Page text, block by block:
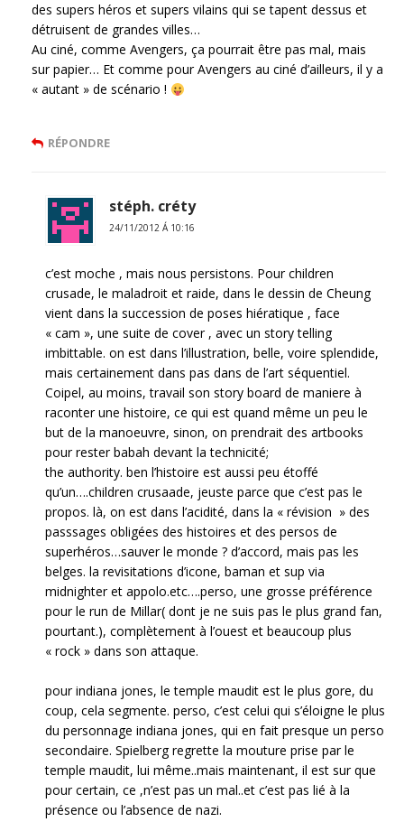
des supers héros et supers vilains qui se tapent dessus et
détruisent de grandes villes…
Au ciné, comme Avengers, ça pourrait être pas mal, mais
sur papier… Et comme pour Avengers au ciné d’ailleurs, il y a
« autant » de scénario !
RÉPONDRE
stéph. créty
24/11/2012 Á 10:16
c’est moche , mais nous persistons. Pour children
crusade, le maladroit et raide, dans le dessin de Cheung
vient dans la succession de poses hiératique , face
« cam », une suite de cover , avec un story telling
imbittable. on est dans l’illustration, belle, voire splendide,
mais certainement dans pas dans de l’art séquentiel.
Coipel, au moins, travail son story board de maniere à
raconter une histoire, ce qui est quand même un peu le
but de la manoeuvre, sinon, on prendrait des artbooks
pour rester babah devant la technicité;
the authority. ben l’histoire est aussi peu étoffé
qu’un….children crusaade, jeuste parce que c’est pas le
propos. là, on est dans l’acidité, dans la « révision » des
passsages obligées des histoires et des persos de
superhéros…sauver le monde ? d’accord, mais pas les
belges. la revisitations d’icone, baman et sup via
midnighter et appolo.etc….perso, une grosse préférence
pour le run de Millar( dont je ne suis pas le plus grand fan,
pourtant.), complètement à l’ouest et beaucoup plus
« rock » dans son attaque.
pour indiana jones, le temple maudit est le plus gore, du
coup, cela segmente. perso, c’est celui qui s’éloigne le plus
du personnage indiana jones, qui en fait presque un perso
secondaire. Spielberg regrette la mouture prise par le
temple maudit, lui même..mais maintenant, il est sur que
pour certain, ce ,n’est pas un mal..et c’est pas lié à la
présence ou l’absence de nazi.